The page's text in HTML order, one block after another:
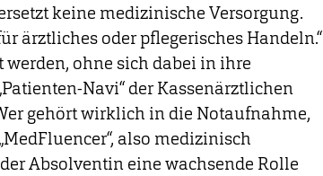
keine medizinische Versorgung.
ärztliches oder pflegerisches Handeln.“
ohne sich dabei in ihre
Navi“ der Kassenärztlichen
gehört wirklich in die Notaufnahme,
also medizinisch
Absolventin eine wachsende Rolle